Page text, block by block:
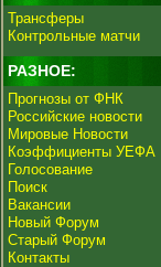
Трансферы
Контрольные матчи
РАЗНОЕ:
Прогнозы от ФНК
Российские новости
Мировые Новости
Коэффициенты УЕФА
Голосование
Поиск
Вакансии
Новый Форум
Старый Форум
Контакты